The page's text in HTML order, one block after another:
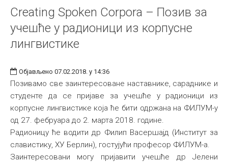
Creating Spoken Corpora – Позив за
учешће у радионици из корпусне
лингвистикe
Објављено 07.02.2018. у 14:36
Позивамо све заинтересоване наставнике, сараднике и
студенте да се пријаве за учешће у радионици из
корпусне лингвистике која ће бити одржана на ФИЛУМ-у
од 27. фебруара до 2. марта 2018. године.
Радионицу ће водити др Филип Васершајд (Институт за
славистику, ХУ Берлин), гостујући професор ФИЛУМ-а.
Заинтересовани могу пријавити учешће др Јелени